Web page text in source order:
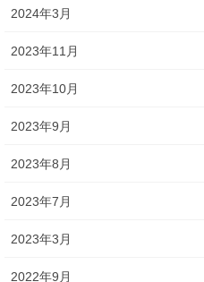
2024年3月
2023年11月
2023年10月
2023年9月
2023年8月
2023年7月
2023年3月
2022年9月